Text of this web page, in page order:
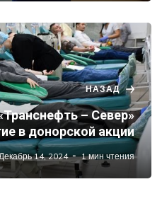
НАЗАД
– Север»
в донорской акции
14, 2024 1 мин чтения